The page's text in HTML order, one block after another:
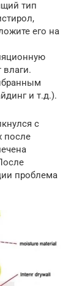
тип
его на
влаги.
и т.д.).
с
после
проблема